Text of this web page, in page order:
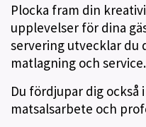
Plocka fram din
upplevelser för dina
servering utvecklar du
matlagning och service.
Du fördjupar dig
matsalsarbete och